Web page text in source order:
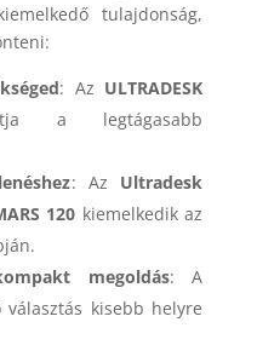
tulajdonság,
: Az ULTRADESK
a legtágasabb
: Az Ultradesk
120 kiemelkedik az
megoldás: A
kisebb helyre